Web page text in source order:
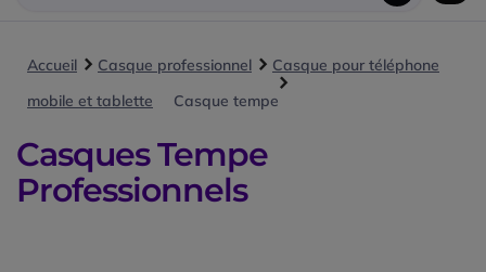
Accueil Casque professionnel
Casque pour téléphone
mobile et tablette
Casque tempe
Casques Tempe
Professionnels